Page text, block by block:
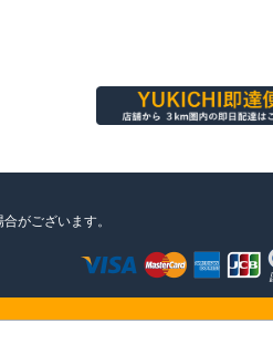
がございます。